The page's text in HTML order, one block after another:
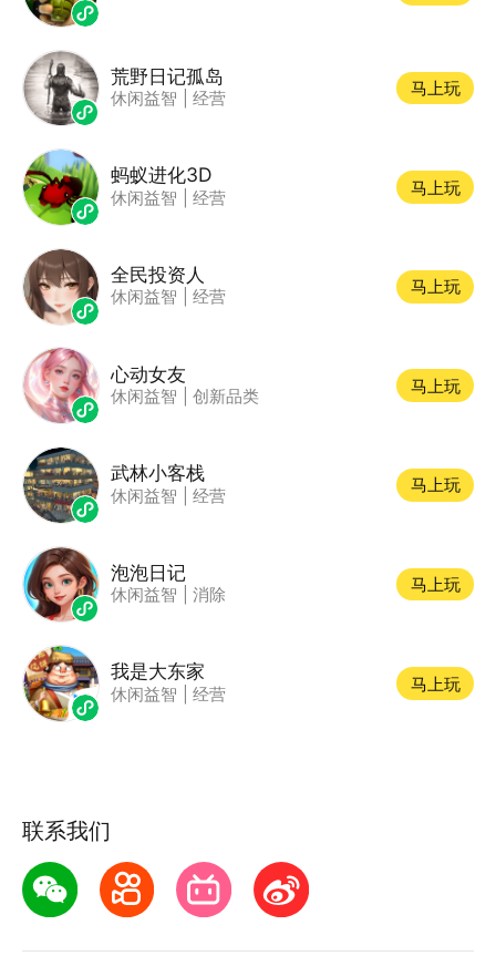
荒野日记孤岛
休闲益智 经营
马上玩
蚂蚁进化3D
休闲益智 经营
马上玩
全民投资人
休闲益智 经营
马上玩
心动女友
休闲益智 创新品类
马上玩
武林小客栈
休闲益智 经营
马上玩
泡泡日记
休闲益智 消除
马上玩
我是大东家
休闲益智 经营
马上玩
联系我们